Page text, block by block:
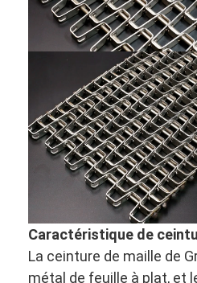
Aperçu
Produits
A propos de nous
Visite d'usine
Contrôle de la qualité
Contact
nouvelles
Caractéristique de
La ceinture de maille de
métal de feuille à plat, et